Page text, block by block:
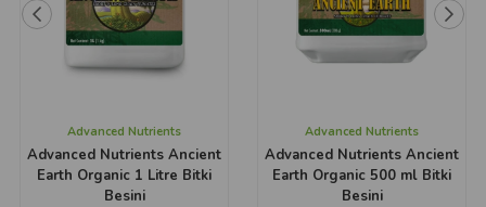
Advanced Nutrients
Advanced Nutrients Ancient
Earth Organic 1 Litre Bitki
Besini
Advanced Nutrients
Advanced Nutrients Ancient
Earth Organic 500 ml Bitki
Besini